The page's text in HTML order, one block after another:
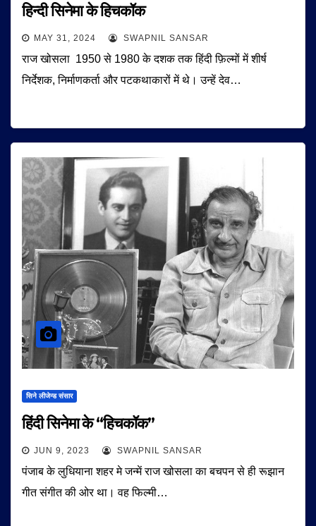
हिन्दी सिनेमा के हिचकॉक
MAY 31, 2024 SWAPNIL SANSAR
राज खोसला 1950 से 1980 के दशक तक हिंदी फ़िल्मों में शीर्ष
निर्देशक, निर्माणकर्ता और पटकथाकारों में थे। उन्हें देव…
सिने लीजेन्ड संसार
हिंदी सिनेमा के “हिचकॉक”
JUN 9, 2023 SWAPNIL SANSAR
पंजाब के लुधियाना शहर मे जन्में राज खोसला का बचपन से ही रूझान
गीत संगीत की ओर था। वह फिल्मी…